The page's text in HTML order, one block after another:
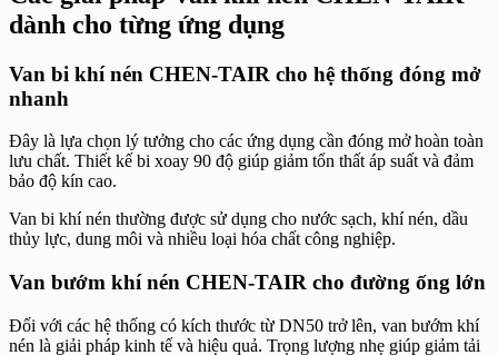
dành cho từng ứng dụng
Van bi khí nén CHEN-TAIR cho hệ thống đóng mở
nhanh
Đây là lựa chọn lý tưởng cho các ứng dụng cần đóng mở hoàn toàn
lưu chất. Thiết kế bi xoay 90 độ giúp giảm tổn thất áp suất và đảm
bảo độ kín cao.
Van bi khí nén thường được sử dụng cho nước sạch, khí nén, dầu
thủy lực, dung môi và nhiều loại hóa chất công nghiệp.
Van bướm khí nén CHEN-TAIR cho đường ống lớn
Đối với các hệ thống có kích thước từ DN50 trở lên, van bướm khí
nén là giải pháp kinh tế và hiệu quả. Trọng lượng nhẹ giúp giảm tải